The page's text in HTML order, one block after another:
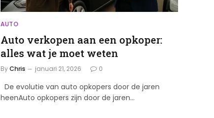
AUTO
Auto verkopen aan een opkoper:
alles wat je moet weten
ByChris januari 21, 2026 0
De evolutie van auto opkopers door de jaren
heenAuto opkopers zijn door de jaren…